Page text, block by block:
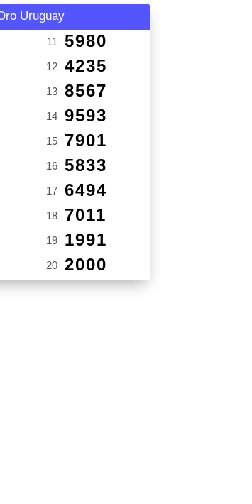
Uruguay
11 5980
12 4235
13 8567
14 9593
15 7901
16 5833
17 6494
18 7011
19 1991
20 2000